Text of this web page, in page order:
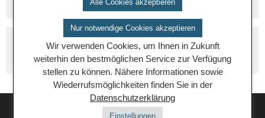
Alle Cookies akzeptieren
Nur notwendige Cookies akzeptieren
Wir verwenden Cookies, um Ihnen in Zukunft
weiterhin den bestmöglichen Service zur Verfügung
stellen zu können. Nähere Informationen sowie
Wiederrufsmöglichkeiten finden Sie in der
Datenschutzerklärung
Einstellungen